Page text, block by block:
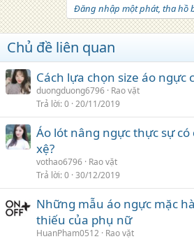
Đăng nhập một phát, tha hồ
Chủ đề liên quan
Cách lựa chọn size áo ngực
duongduong6796 Rao vặt
Trả lời 0 20/11/2019
Áo lót nâng ngực thực sự
xệ?
vothao6796 Rao vặt
Trả lời 0 30/12/2019
Những mẫu áo ngực mặc
thiếu của phụ nữ
HuanPham0512 Rao vặt